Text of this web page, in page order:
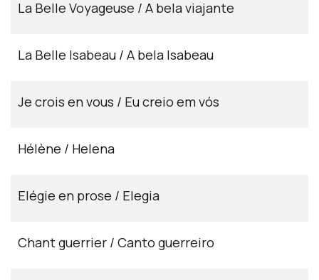
La Belle Voyageuse / A bela viajante
La Belle Isabeau / A bela Isabeau
Je crois en vous / Eu creio em vós
Hélène / Helena
Elégie en prose / Elegia
Chant guerrier / Canto guerreiro